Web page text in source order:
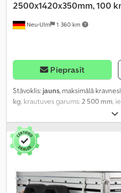
Neu-Ulm 1 360 km
2500x1420x350mm, 100
Pieprasīt
Stāvoklis: jauns, maksimālā
kg , krautuves garums: 2 500 mm ,
, iekraušanas telpas augstums:
tilpums:3,2 m³, krāsa:cits,
platums: